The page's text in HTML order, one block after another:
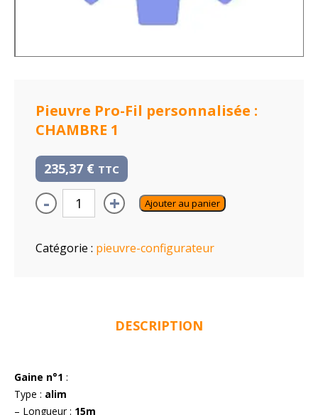
Pieuvre Pro-Fil personnalisée :
CHAMBRE 1
235,37 € TTC
- + Ajouter au panier
Catégorie : pieuvre-configurateur
DESCRIPTION
Gaine n°1 :
Type : alim
– Longueur : 15m